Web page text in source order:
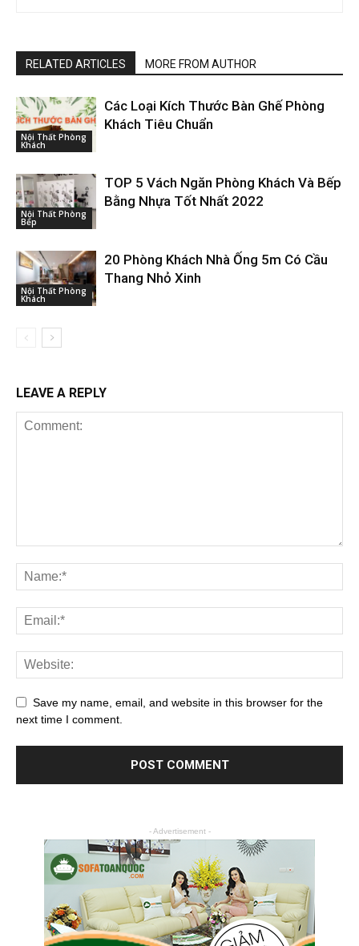
RELATED ARTICLES MORE FROM AUTHOR
Nội Thất Phòng
Khách
Các Loại Kích Thước Bàn Ghế Phòng
Khách Tiêu Chuẩn
Nội Thất Phòng
Bếp
TOP 5 Vách Ngăn Phòng Khách Và Bếp
Bằng Nhựa Tốt Nhất 2022
Nội Thất Phòng
Khách
20 Phòng Khách Nhà Ống 5m Có Cầu
Thang Nhỏ Xinh
LEAVE A REPLY
Save my name, email, and website in this browser for the
next time I comment.
- Advertisement -